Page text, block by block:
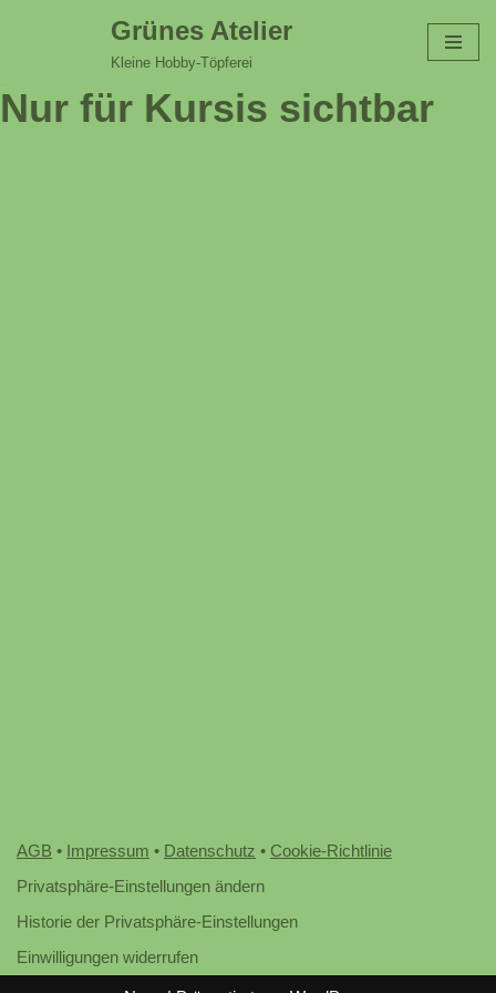
springen
Grünes Atelier
Kleine Hobby-Töpferei
Nur für Kursis sichtbar
AGB • Impressum • Datenschutz • Cookie-Richtlinie
Privatsphäre-Einstellungen ändern
Historie der Privatsphäre-Einstellungen
Einwilligungen widerrufen